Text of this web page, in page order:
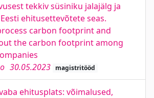
tekkiv süsiniku jalajälg ja
ehitusettevõtete seas.
carbon footprint and
the carbon footprint among
30.05.2023 magistritööd
ehitusplats: võimalused,